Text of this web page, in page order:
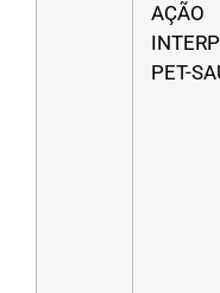
PET-